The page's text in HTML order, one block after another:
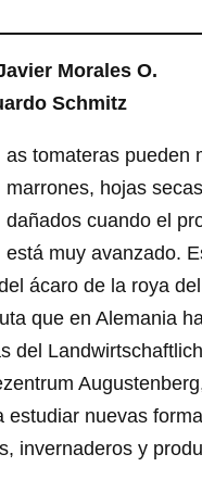
Morales O.
Schmitz
as tomateras pueden
marrones, hojas
dañados cuando el
está muy avanzado.
ácaro de la roya
que en Alemania
del
estudiar nuevas
invernaderos y